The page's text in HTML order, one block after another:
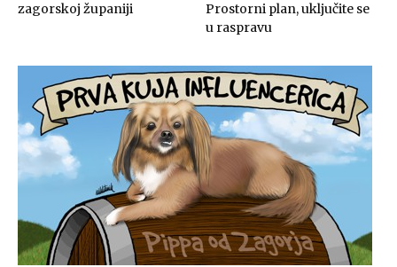
zagorskoj županiji
Prostorni plan, uključite se
u raspravu